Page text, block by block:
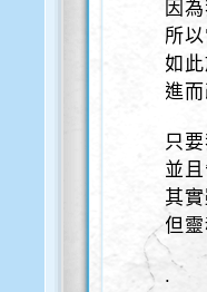
因
所
如
進
只
並
其
但
.